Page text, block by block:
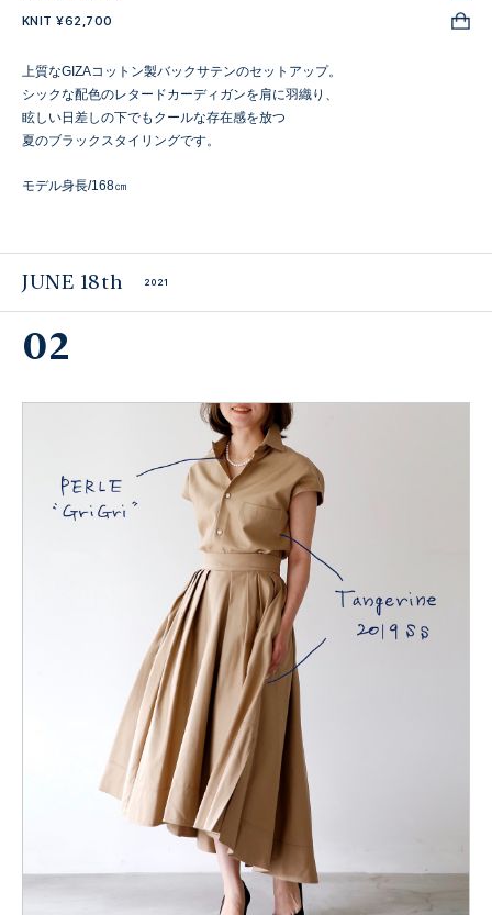
KNIT ¥62,700
上質なGIZAコットン製バックサテンのセットアップ。
シックな配色のレタードカーディガンを肩に羽織り、
眩しい日差しの下でもクールな存在感を放つ
夏のブラックスタイリングです。
モデル身長/168㎝
JUNE 18th 2021
02